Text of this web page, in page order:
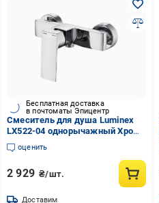
Бесплатная доставка
в почтоматы Эпицентр
Смеситель для душа Luminex
LX522-04 однорычажный Хром
(EA-LX522-04)
оценить
2 929 ₴/шт.
Доставим